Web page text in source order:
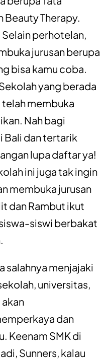
Beauty Therapy.
Selain perhotelan,
jurusan berupa
bisa kamu coba.
yang berada
telah membuka
Nah bagi
Bali dan tertarik
lupa daftar ya!
ini juga tak ingin
membuka jurusan
dan Rambut ikut
siswi berbakat
salahnya menjajaki
universitas,
dan
Keenam SMK di
Sunners, kalau